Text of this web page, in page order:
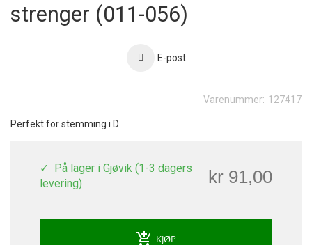
of
the
strenger (011-056)
E-post
Varenummer: 127417
Perfekt for stemming i D
kr 91,00
På lager i Gjøvik (1-3 dagers
levering)
add_shopping_cart KJØP